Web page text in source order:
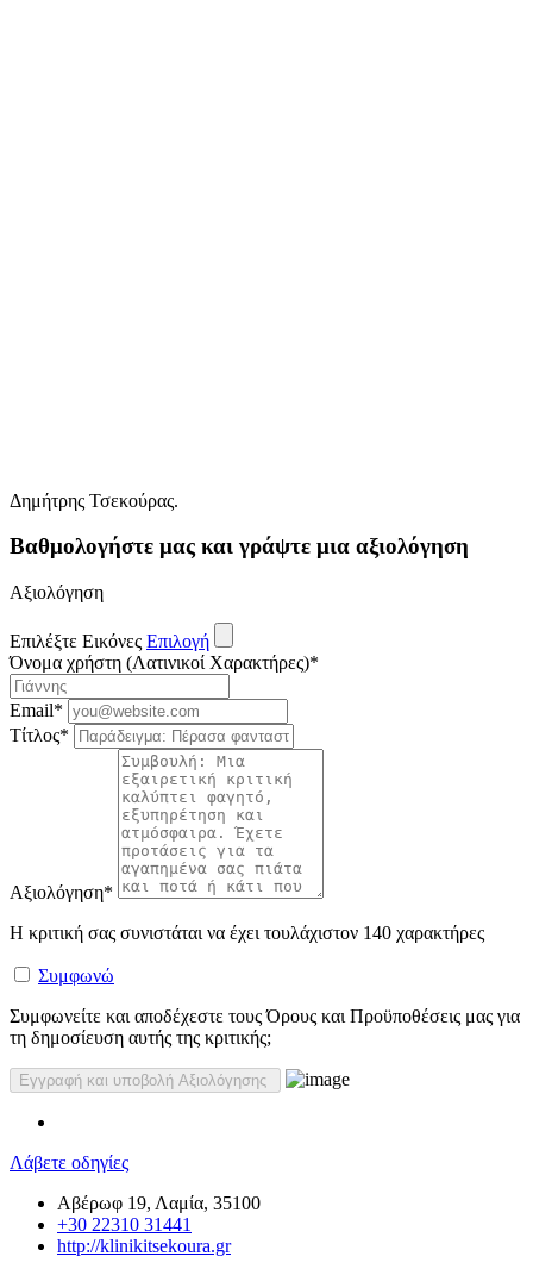
Δημήτρης Τσεκούρας.
Βαθμολογήστε μας και γράψτε μια αξιολόγηση
Αξιολόγηση
Επιλέξτε Εικόνες Επιλογή
Όνομα χρήστη (Λατινικοί Χαρακτήρες)*
Email*
Τίτλος*
Αξιολόγηση*
Η κριτική σας συνιστάται να έχει τουλάχιστον 140 χαρακτήρες
Συμφωνώ
Συμφωνείτε και αποδέχεστε τους Όρους και Προϋποθέσεις μας για
τη δημοσίευση αυτής της κριτικής;
Λάβετε οδηγίες
Αβέρωφ 19, Λαμία, 35100
+30 22310 31441
http://klinikitsekoura.gr